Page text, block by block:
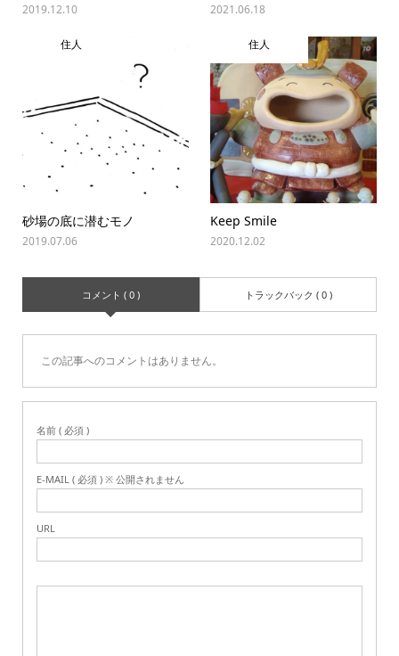
2019.12.10 2021.06.18
住人
砂場の底に潜むモノ
2019.07.06
住人
Keep Smile
2020.12.02
コメント ( 0 ) トラックバック ( 0 )
この記事へのコメントはありません。
名前 ( 必須 )
E-MAIL ( 必須 ) ※ 公開されません
URL